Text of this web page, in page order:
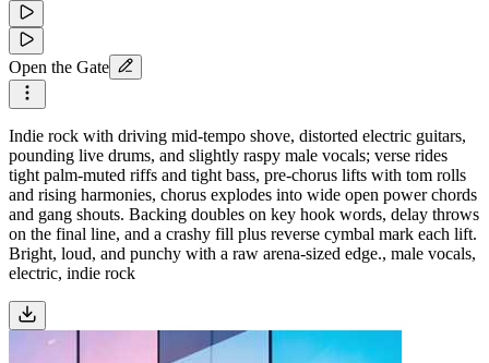
Open the Gate
Indie rock with driving mid-tempo shove, distorted electric guitars,
pounding live drums, and slightly raspy male vocals; verse rides
tight palm-muted riffs and tight bass, pre-chorus lifts with tom rolls
and rising harmonies, chorus explodes into wide open power chords
and gang shouts. Backing doubles on key hook words, delay throws
on the final line, and a crashy fill plus reverse cymbal mark each lift.
Bright, loud, and punchy with a raw arena-sized edge., male vocals,
electric, indie rock